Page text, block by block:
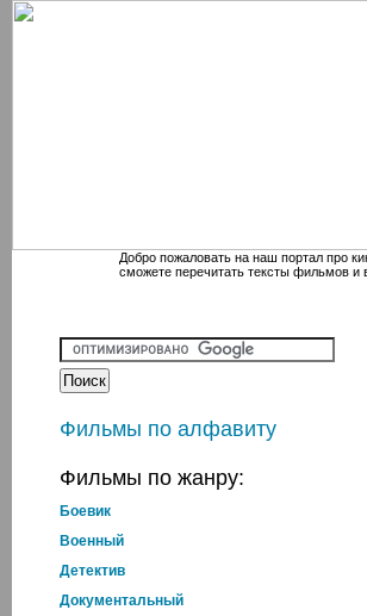
Добро пожаловать на наш портал про
сможете перечитать тексты фильмов
Фильмы по алфавиту
Фильмы по жанру:
Боевик
Военный
Детектив
Документальный